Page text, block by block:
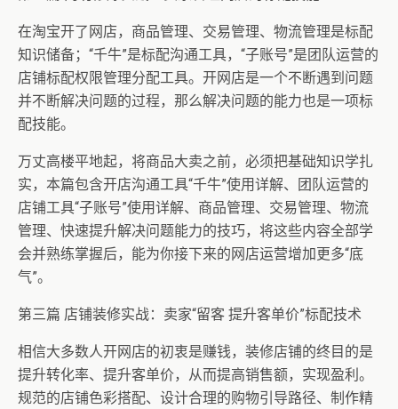
在淘宝开了网店，商品管理、交易管理、物流管理是标配
知识储备；“千牛”是标配沟通工具，“子账号”是团队运营的
店铺标配权限管理分配工具。开网店是一个不断遇到问题
并不断解决问题的过程，那么解决问题的能力也是一项标
配技能。
万丈高楼平地起，将商品大卖之前，必须把基础知识学扎
实，本篇包含开店沟通工具“千牛”使用详解、团队运营的
店铺工具“子账号”使用详解、商品管理、交易管理、物流
管理、快速提升解决问题能力的技巧，将这些内容全部学
会并熟练掌握后，能为你接下来的网店运营增加更多“底
气”。
第三篇 店铺装修实战：卖家“留客 提升客单价”标配技术
相信大多数人开网店的初衷是赚钱，装修店铺的终目的是
提升转化率、提升客单价，从而提高销售额，实现盈利。
规范的店铺色彩搭配、设计合理的购物引导路径、制作精